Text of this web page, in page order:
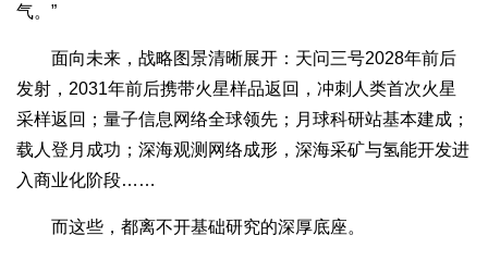
气。”
面向未来，战略图景清晰展开：天问三号2028年前后
发射，2031年前后携带火星样品返回，冲刺人类首次火星
采样返回；量子信息网络全球领先；月球科研站基本建成；
载人登月成功；深海观测网络成形，深海采矿与氢能开发进
入商业化阶段……
而这些，都离不开基础研究的深厚底座。